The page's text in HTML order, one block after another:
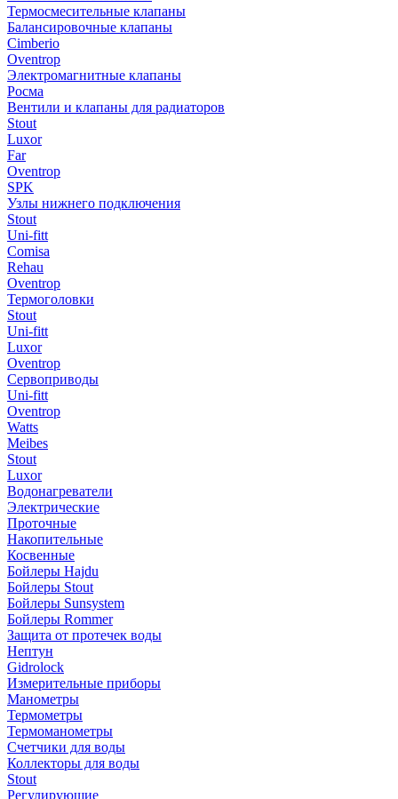
Термосмесительные клапаны
Балансировочные клапаны
Cimberio
Oventrop
Электромагнитные клапаны
Росма
Вентили и клапаны для радиаторов
Stout
Luxor
Far
Oventrop
SPK
Узлы нижнего подключения
Stout
Uni-fitt
Comisa
Rehau
Oventrop
Термоголовки
Stout
Uni-fitt
Luxor
Oventrop
Сервоприводы
Uni-fitt
Oventrop
Watts
Meibes
Stout
Luxor
Водонагреватели
Электрические
Проточные
Накопительные
Косвенные
Бойлеры Hajdu
Бойлеры Stout
Бойлеры Sunsystem
Бойлеры Rommer
Защита от протечек воды
Нептун
Gidrolock
Измерительные приборы
Манометры
Термометры
Термоманометры
Счетчики для воды
Коллекторы для воды
Stout
Регулирующие